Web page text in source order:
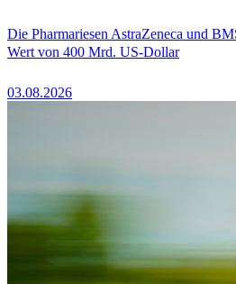
Die Pharmariesen AstraZeneca und
Wert von 400 Mrd. US-Dollar
03.08.2026